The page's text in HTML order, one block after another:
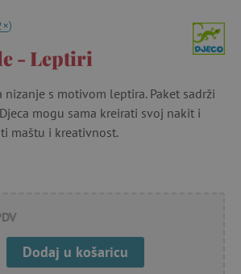
)
- Leptiri
nizanje s motivom leptira. Paket sadrži
mogu sama kreirati svoj nakit i
maštu i kreativnost.
Dodaj u košaricu